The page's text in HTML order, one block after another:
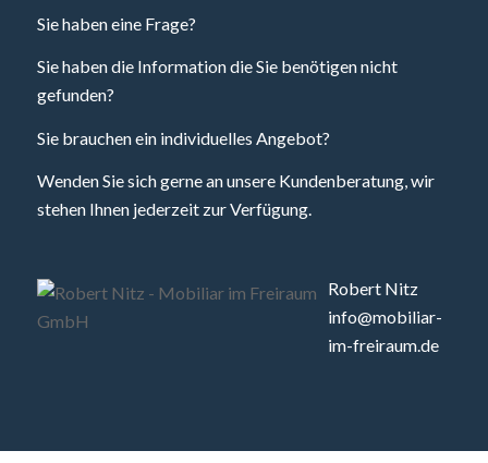
Sie haben eine Frage?
Sie haben die Information die Sie benötigen nicht
gefunden?
Sie brauchen ein individuelles Angebot?
Wenden Sie sich gerne an unsere Kundenberatung, wir
stehen Ihnen jederzeit zur Verfügung.
Robert Nitz
info@mobiliar-
im-freiraum.de